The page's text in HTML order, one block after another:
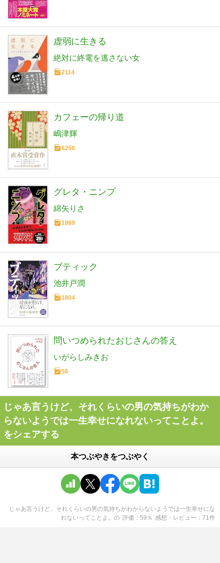
虚弱に生きる
絶対に終電を逃さない女
2114
カフェーの帰り道
嶋津輝
6256
グレタ・ニンプ
綿矢りさ
1869
ブティック
池井戸潤
1804
問いつめられたおじさんの答え
いがらしみきお
56
じゃあ言うけど、それくらいの男の気持ちがわか
らないようでは一生幸せになれないってことよ。
をシェアする
本つぶやきをつぶやく
じゃあ言うけど、それくらいの男の気持ちがわからないようでは一生幸せにな
れないってことよ。 の 評価 59 ％ 感想・レビュー 71件